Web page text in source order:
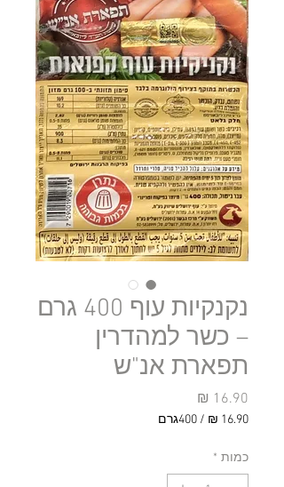
נקנקיות עוף 400 גרם
– כשר למהדרין
תפארת אנ"ש
/ 400גרם
לכל
400
כמות *